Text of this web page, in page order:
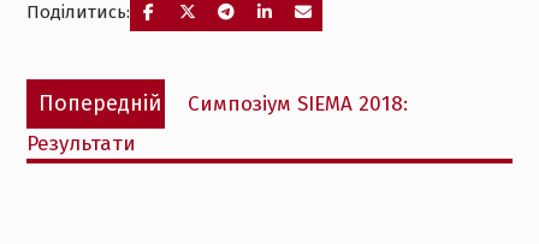
Поділитись:
Навігація
записів
Попередній
Попередній
запис:
Симпозіум SIEMA 2018:
Результати